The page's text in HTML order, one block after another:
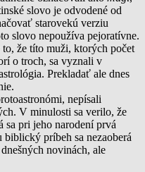
slovo je odvodené od
starovekú verziu
slovo nepoužíva pejoratívne.
že títo muži, ktorých počet
o troch, sa vyznali v
Prekladať ale dnes
nepísali
V minulosti sa verilo, že
sa pri jeho narodení prvá
príbeh sa nezaoberá
novinách, ale